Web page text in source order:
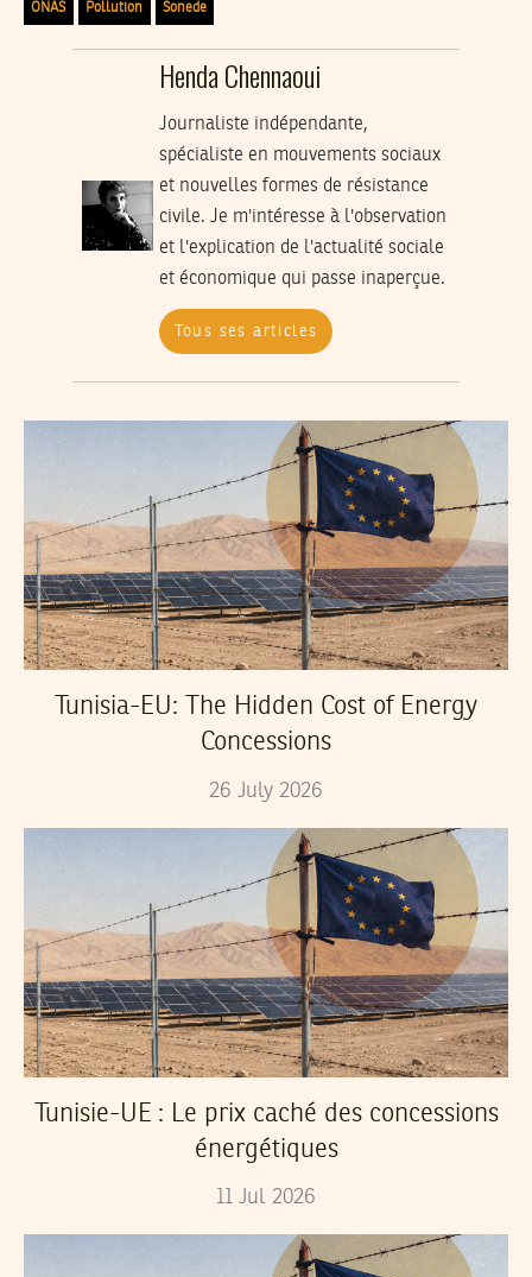
ONAS Pollution Sonede
Henda Chennaoui
Journaliste indépendante,
spécialiste en mouvements sociaux
et nouvelles formes de résistance
civile. Je m'intéresse à l'observation
et l'explication de l'actualité sociale
et économique qui passe inaperçue.
Tous ses articles
Tunisia-EU: The Hidden Cost of Energy
Concessions
26 July 2026
Tunisie-UE : Le prix caché des concessions
énergétiques
11 Jul 2026